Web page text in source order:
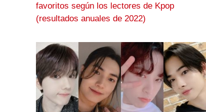
favoritos según los lectores de Kpop
(resultados anuales de 2022)